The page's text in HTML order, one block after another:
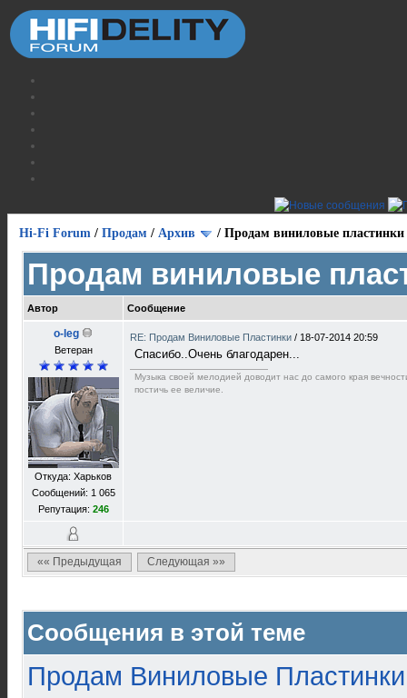
Hi-Fi Forum / Продам / Архив / Продам виниловые пластинки
Продам виниловые
Автор Сообщение
o-leg
Ветеран
Откуда: Харьков
Сообщений: 1 065
Репутация: 246
RE: Продам Виниловые Пластинки / 18-07-2014 20:59
Спасибо..Очень благодарен...
Музыка своей мелодией доводит нас до самого края
постичь ее величие.
«« Предыдущая Следующая »»
Сообщения в этой теме
Продам Виниловые Пластинки